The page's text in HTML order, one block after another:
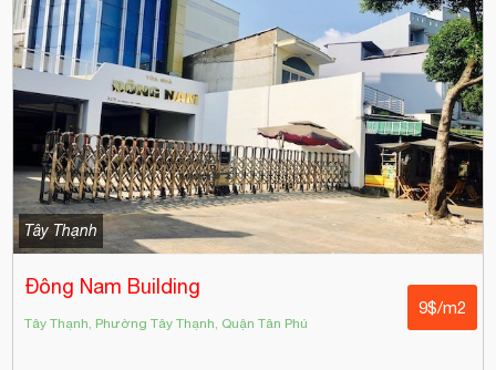
Tây Thạnh
Đông Nam Building
Tây Thạnh, Phường Tây Thạnh, Quận Tân Phú
9$/m2